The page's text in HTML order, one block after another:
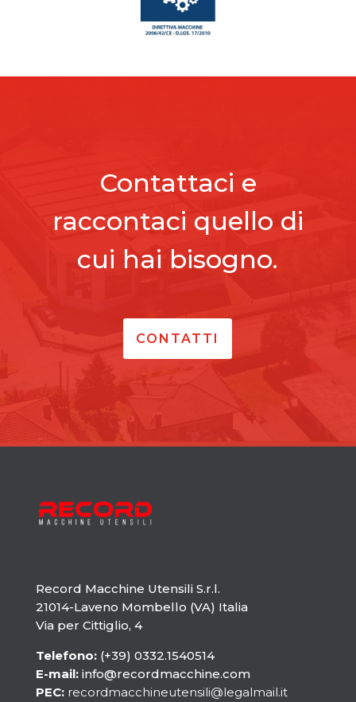
Contattaci e
raccontaci quello di
cui hai bisogno.
CONTATTI
Record Macchine Utensili S.r.l.
21014-Laveno Mombello (VA) Italia
Via per Cittiglio, 4
Telefono:(+39) 0332.1540514
E-mail: info@recordmacchine.com
PEC: recordmacchineutensili@legalmail.it